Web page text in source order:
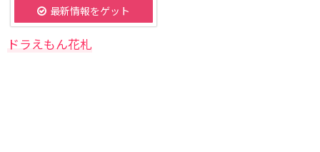
最新情報をゲット
ドラえもん花札